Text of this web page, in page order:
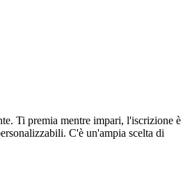
Ti premia mentre impari, l'iscrizione è
C'è un'ampia scelta di